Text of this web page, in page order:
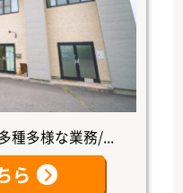
種多様な業務/...
ら